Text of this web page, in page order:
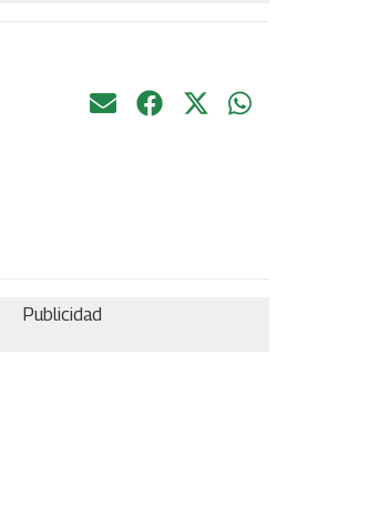
Publicidad